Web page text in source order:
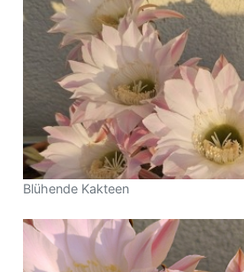
Blühende Kakteen